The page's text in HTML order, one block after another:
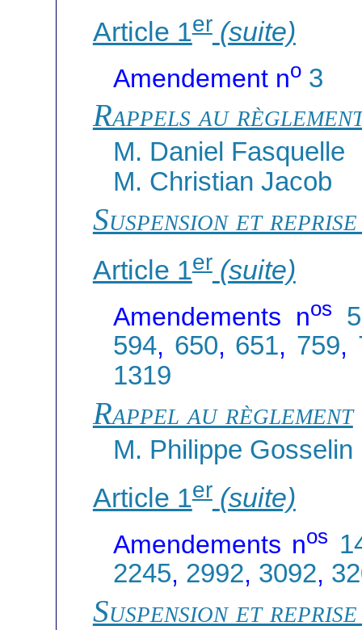
Article 1er (suite)
Amendement no 3
Rappels au
M. Daniel Fasquelle
M. Christian Jacob
Suspension et
Article 1er (suite)
Amendements nos
594, 650, 651, 759,
1319
Rappel au règlement
M. Philippe Gosselin
Article 1er (suite)
Amendements nos
2245, 2992, 3092,
Suspension et